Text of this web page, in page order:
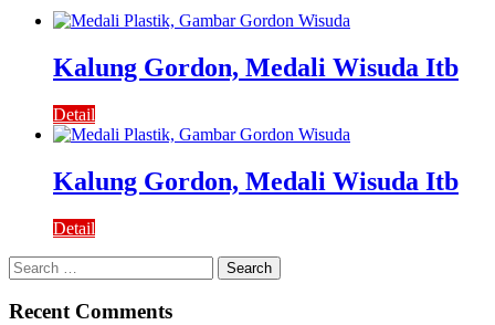
Kalung Gordon, Medali Wisuda Itb
Detail
Kalung Gordon, Medali Wisuda Itb
Detail
Search
for:
Recent Comments